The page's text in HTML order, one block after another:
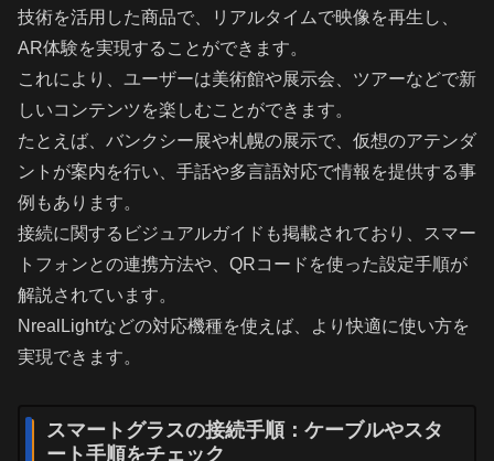
技術を活用した商品で、リアルタイムで映像を再生し、
AR体験を実現することができます。
これにより、ユーザーは美術館や展示会、ツアーなどで新
しいコンテンツを楽しむことができます。
たとえば、バンクシー展や札幌の展示で、仮想のアテンダ
ントが案内を行い、手話や多言語対応で情報を提供する事
例もあります。
接続に関するビジュアルガイドも掲載されており、スマー
トフォンとの連携方法や、QRコードを使った設定手順が
解説されています。
NrealLightなどの対応機種を使えば、より快適に使い方を
実現できます。
スマートグラスの接続手順：ケーブルやスタ
ート手順をチェック